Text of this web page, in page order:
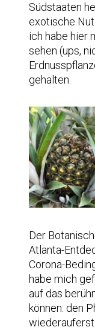
Südstaaten
exotische
ich habe hier
sehen (ups,
gehalten.
Der
Atlanta-
Corona-
habe mich
auf das
können: den